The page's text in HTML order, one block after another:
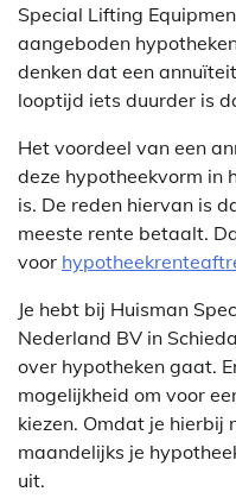
Special Lifting
aangeboden
denken dat een
looptijd iets duurder is
Het voordeel van een
deze hypotheekvorm in
is. De reden hiervan is
meeste rente betaalt.
voor
Je hebt bij Huisman
Nederland BV in
over hypotheken gaat.
mogelijkheid om voor
kiezen. Omdat je hierbij
maandelijks je
uit.